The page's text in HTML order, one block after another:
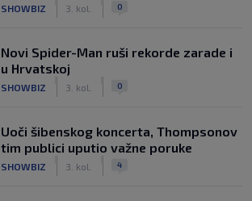
SHOWBIZ 3. kol. 0
Novi Spider-Man ruši rekorde zarade i
u Hrvatskoj
SHOWBIZ 3. kol. 0
Uoči šibenskog koncerta, Thompsonov
tim publici uputio važne poruke
SHOWBIZ 3. kol. 4